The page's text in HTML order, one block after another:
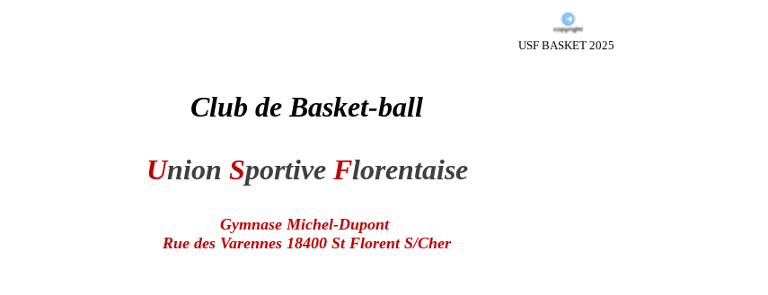
USF BASKET 2025
Club de Basket-ball
Union Sportive Florentaise
Gymnase Michel-Dupont
Rue des Varennes 18400 St Florent S/Cher